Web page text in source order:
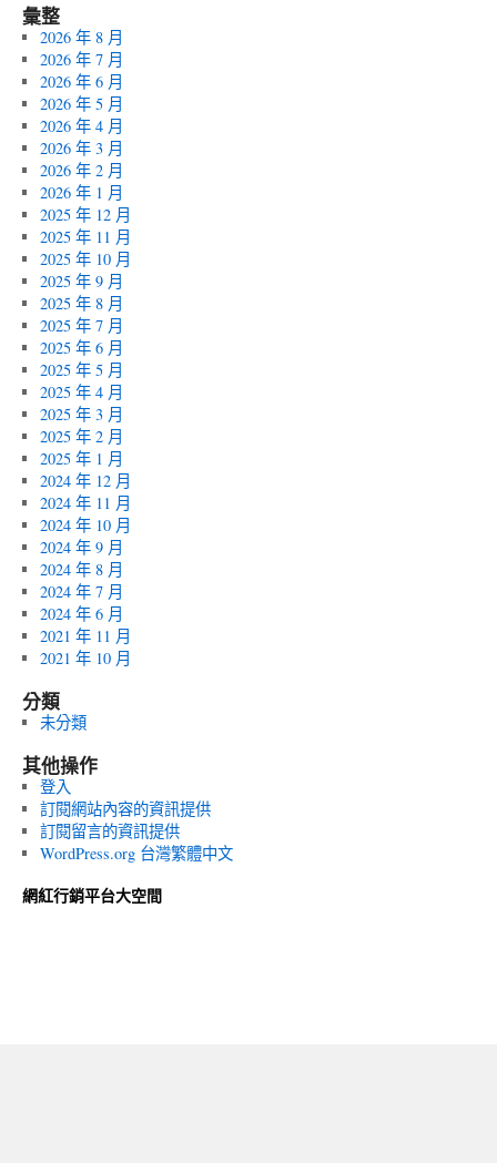
彙整
2026 年 8 月
2026 年 7 月
2026 年 6 月
2026 年 5 月
2026 年 4 月
2026 年 3 月
2026 年 2 月
2026 年 1 月
2025 年 12 月
2025 年 11 月
2025 年 10 月
2025 年 9 月
2025 年 8 月
2025 年 7 月
2025 年 6 月
2025 年 5 月
2025 年 4 月
2025 年 3 月
2025 年 2 月
2025 年 1 月
2024 年 12 月
2024 年 11 月
2024 年 10 月
2024 年 9 月
2024 年 8 月
2024 年 7 月
2024 年 6 月
2021 年 11 月
2021 年 10 月
分類
未分類
其他操作
登入
訂閱網站內容的資訊提供
訂閱留言的資訊提供
WordPress.org 台灣繁體中文
網紅行銷平台大空間